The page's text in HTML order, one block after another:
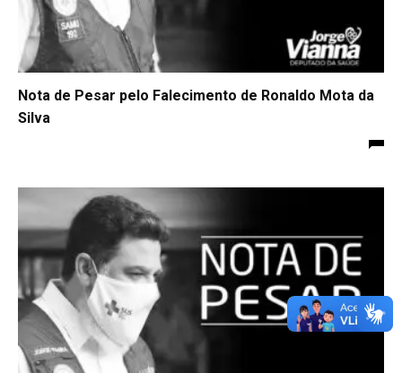
Nota de Pesar pelo Falecimento de Ronaldo Mota da
Silva